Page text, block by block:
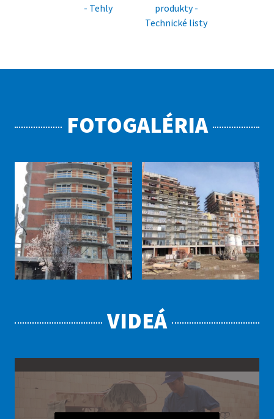
- Tehly
produkty -
Technické listy
FOTOGALÉRIA
VIDEÁ